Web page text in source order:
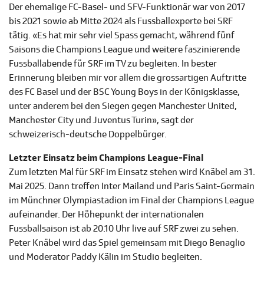
Der ehemalige FC-Basel- und SFV-Funktionär war von 2017
bis 2021 sowie ab Mitte 2024 als Fussballexperte bei SRF
tätig. «Es hat mir sehr viel Spass gemacht, während fünf
Saisons die Champions League und weitere faszinierende
Fussballabende für SRF im TV zu begleiten. In bester
Erinnerung bleiben mir vor allem die grossartigen Auftritte
des FC Basel und der BSC Young Boys in der Königsklasse,
unter anderem bei den Siegen gegen Manchester United,
Manchester City und Juventus Turin», sagt der
schweizerisch-deutsche Doppelbürger.
Letzter Einsatz beim Champions League-Final
Zum letzten Mal für SRF im Einsatz stehen wird Knäbel am 31.
Mai 2025. Dann treffen Inter Mailand und Paris Saint-Germain
im Münchner Olympiastadion im Final der Champions League
aufeinander. Der Höhepunkt der internationalen
Fussballsaison ist ab 20.10 Uhr live auf SRF zwei zu sehen.
Peter Knäbel wird das Spiel gemeinsam mit Diego Benaglio
und Moderator Paddy Kälin im Studio begleiten.